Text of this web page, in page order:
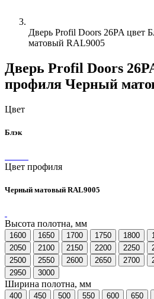
Дверь Profil Doors 26PA цвет
матовый RAL9005
Дверь Profil Doors
профиля Черный
Цвет
Блэк
Цвет профиля
Черный матовый RAL9005
Высота полотна, мм
1600 1650 1700 1750 1800
2050
2100 2150 2200 2250
2500
2550 2600 2650 2700
2950
3000
Ширина полотна, мм
400 450 500 550 600 650